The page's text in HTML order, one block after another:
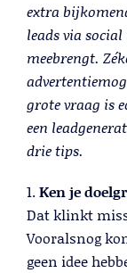
extra
leads via
meebrengt.
grote vraag is
een
drie tips.
1.Ken je
Dat klinkt
Vooralsnog
geen idee